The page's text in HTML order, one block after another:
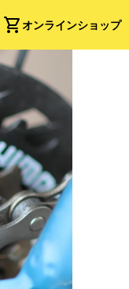
shopping_cartオンラインショップ